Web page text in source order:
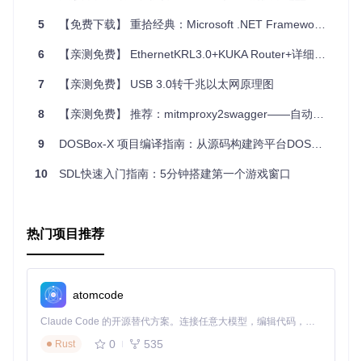
性能优化：底层直接调用系统网络函数，保证高效运行。
目功能。
找一个简单易用的网络库用于你的下一个创新项目，SDL_net
便利吧！
5 【免费下载】 重拾经典：Microsoft .NET Framework 3.0 离线安装包推荐
6 【亲测免费】 EthernetKRL3.0+KUKA Router+详细资料
7 【亲测免费】 USB 3.0转千兆以太网原理图
8 【亲测免费】 推荐：mitmproxy2swagger——自动转换HTTP流量到OpenAPI规范的利器
9 DOSBox-X 项目编译指南：从源码构建跨平台DOS模拟器
10 SDL快速入门指南：5分钟搭建第一个游戏窗口
热门项目推荐
atomcode
Claude Code 的开源替代方案。连接任意大模型，编辑代码，运行命令，自动验证 — 全自动执行。用 Rust 构建，极致性能。 ｜ An open-source alternative to Claude Code. Connect any LLM, edit code, run commands, and verify changes — autonomously. Built in Rust for speed. Get Started
Rust
0 535